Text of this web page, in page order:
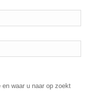
waar u naar op zoekt